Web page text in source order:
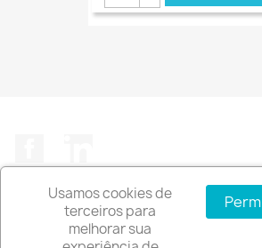
Usamos cookies de
terceiros para
melhorar sua